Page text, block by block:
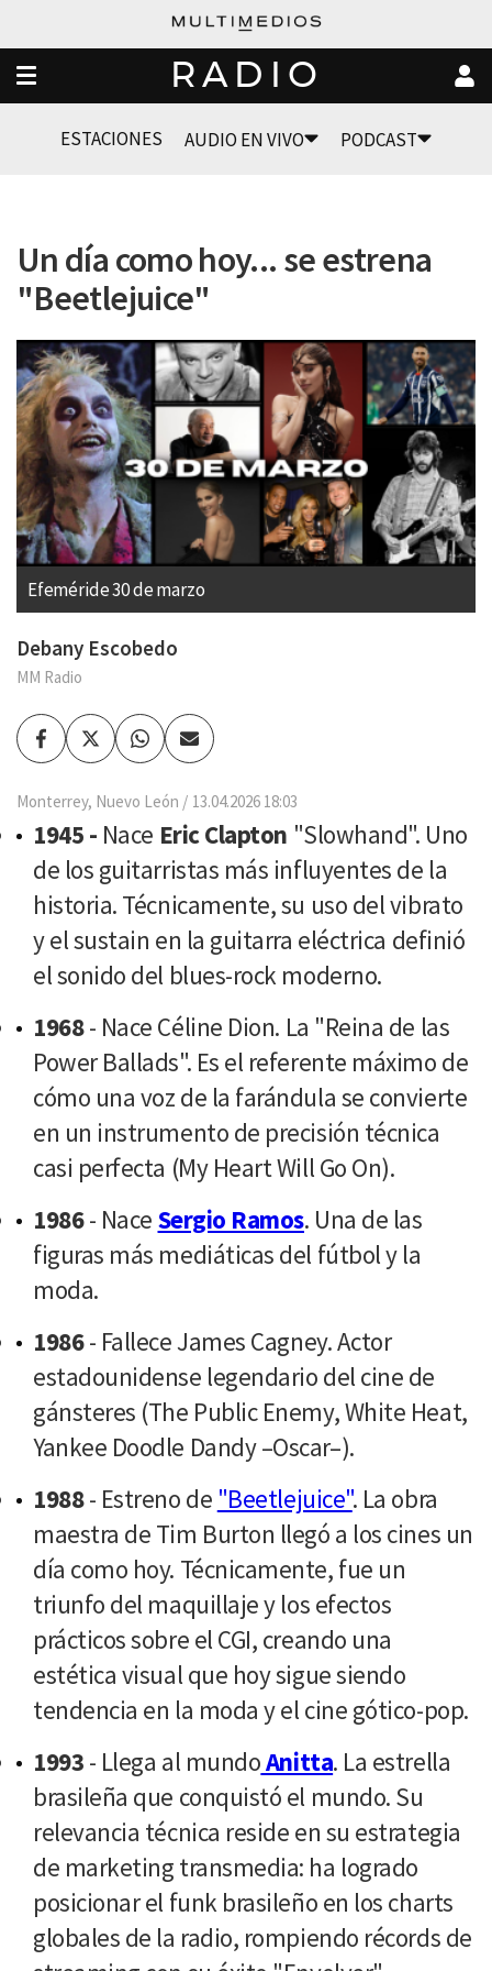
RADIO
ESTACIONES AUDIO EN VIVO PODCAST
Un día como hoy... se estrena
"Beetlejuice"
Efeméride 30 de marzo
Debany Escobedo
MM Radio
FacebookTwitterWhatsapp
Enviar
por
Monterrey, Nuevo León 13.04.2026 18:03
1945 - Nace Eric Clapton "Slowhand". Uno
de los guitarristas más influyentes de la
historia. Técnicamente, su uso del vibrato
y el sustain en la guitarra eléctrica definió
el sonido del blues-rock moderno.
1968- Nace Céline Dion. La "Reina de las
Power Ballads". Es el referente máximo de
cómo una voz de la farándula se convierte
en un instrumento de precisión técnica
casi perfecta (My Heart Will Go On).
1986- Nace Sergio Ramos. Una de las
figuras más mediáticas del fútbol y la
moda.
1986- Fallece James Cagney. Actor
estadounidense legendario del cine de
gánsteres (The Public Enemy, White Heat,
Yankee Doodle Dandy –Oscar–).
1988- Estreno de "Beetlejuice". La obra
maestra de Tim Burton llegó a los cines un
día como hoy. Técnicamente, fue un
triunfo del maquillaje y los efectos
prácticos sobre el CGI, creando una
estética visual que hoy sigue siendo
tendencia en la moda y el cine gótico-pop.
1993 - Llega al mundoAnitta. La estrella
brasileña que conquistó el mundo. Su
relevancia técnica reside en su estrategia
de marketing transmedia: ha logrado
posicionar el funk brasileño en los charts
globales de la radio, rompiendo récords de